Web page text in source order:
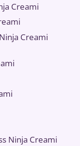
Creami
Creami
Ninja Creami